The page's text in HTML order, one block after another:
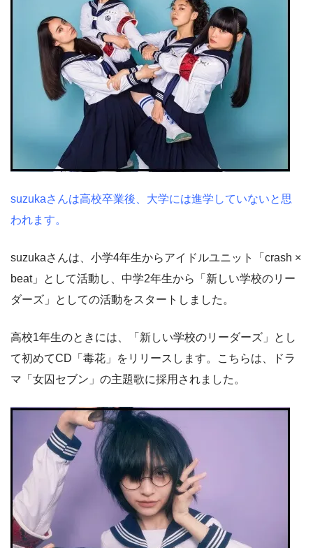
suzukaさんは高校卒業後、大学には進学していないと思
われます。
suzukaさんは、小学4年生からアイドルユニット「crash ×
beat」として活動し、中学2年生から「新しい学校のリー
ダーズ」としての活動をスタートしました。
高校1年生のときには、「新しい学校のリーダーズ」とし
て初めてCD「毒花」をリリースします。こちらは、ドラ
マ「女囚セブン」の主題歌に採用されました。